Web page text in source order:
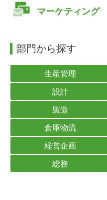
マーケティング
部門から探す
生産管理
設計
製造
倉庫物流
経営企画
総務